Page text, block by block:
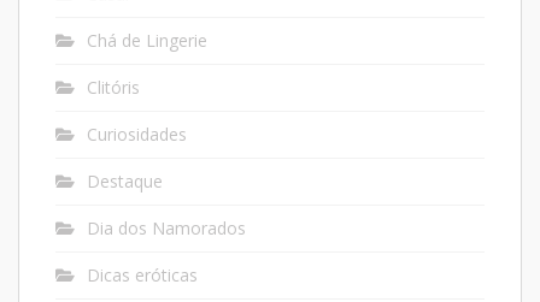
Chá de Lingerie
Clitóris
Curiosidades
Destaque
Dia dos Namorados
Dicas eróticas